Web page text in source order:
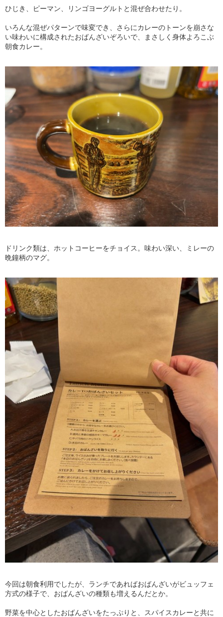
ひじき、ピーマン、リンゴヨーグルトと混ぜ合わせたり。
いろんな混ぜパターンで味変でき、さらにカレーのトーンを崩さな
い味わいに構成されたおばんざいぞろいで、まさしく身体よろこぶ
朝食カレー。
ドリンク類は、ホットコーヒーをチョイス。味わい深い、ミレーの
晩鐘柄のマグ。
今回は朝食利用でしたが、ランチであればおばんざいがビュッフェ
方式の様子で、おばんざいの種類も増えるんだとか。
野菜を中心としたおばんざいをたっぷりと、スパイスカレーと共に